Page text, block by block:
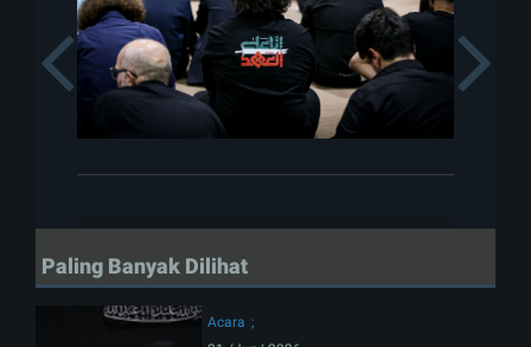
Previous
Paling Banyak Dilihat
Acara